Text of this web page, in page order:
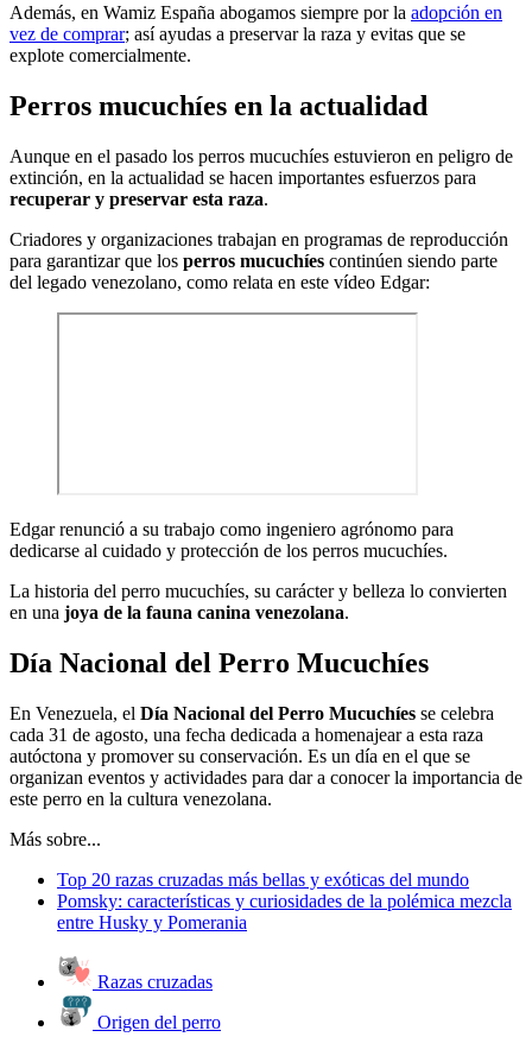
Además, en Wamiz España abogamos siempre por la adopción en
vez de comprar; así ayudas a preservar la raza y evitas que se
explote comercialmente.
Perros mucuchíes en la actualidad
Aunque en el pasado los perros mucuchíes estuvieron en peligro de
extinción, en la actualidad se hacen importantes esfuerzos para
recuperar y preservar esta raza.
Criadores y organizaciones trabajan en programas de reproducción
para garantizar que los perros mucuchíes continúen siendo parte
del legado venezolano, como relata en este vídeo Edgar:
Edgar renunció a su trabajo como ingeniero agrónomo para
dedicarse al cuidado y protección de los perros mucuchíes.
La historia del perro mucuchíes, su carácter y belleza lo convierten
en una joya de la fauna canina venezolana.
Día Nacional del Perro Mucuchíes
En Venezuela, el Día Nacional del Perro Mucuchíes se celebra
cada 31 de agosto, una fecha dedicada a homenajear a esta raza
autóctona y promover su conservación. Es un día en el que se
organizan eventos y actividades para dar a conocer la importancia de
este perro en la cultura venezolana.
Más sobre...
Top 20 razas cruzadas más bellas y exóticas del mundo
Pomsky: características y curiosidades de la polémica mezcla
entre Husky y Pomerania
Razas cruzadas
Origen del perro